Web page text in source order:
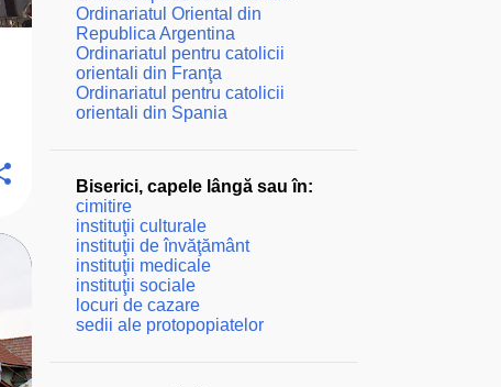
Ordinariatul Oriental din
Republica Argentina
Ordinariatul pentru catolicii
orientali din Franţa
Ordinariatul pentru catolicii
orientali din Spania
Biserici, capele lângă sau în:
cimitire
instituţii culturale
instituţii de învăţământ
instituţii medicale
instituţii sociale
locuri de cazare
sedii ale protopopiatelor